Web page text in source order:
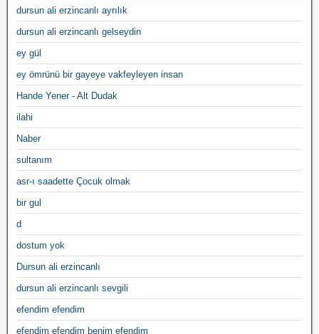
dursun ali erzincanlı ayrılık
dursun ali erzincanlı gelseydin
ey gül
ey ömrünü bir gayeye vakfeyleyen insan
Hande Yener - Alt Dudak
ilahi
Naber
sultanım
asr-ı saadette Çocuk olmak
bir gul
d
dostum yok
Dursun ali erzincanlı
dursun ali erzincanlı sevgili
efendim efendim
efendim efendim benim efendim